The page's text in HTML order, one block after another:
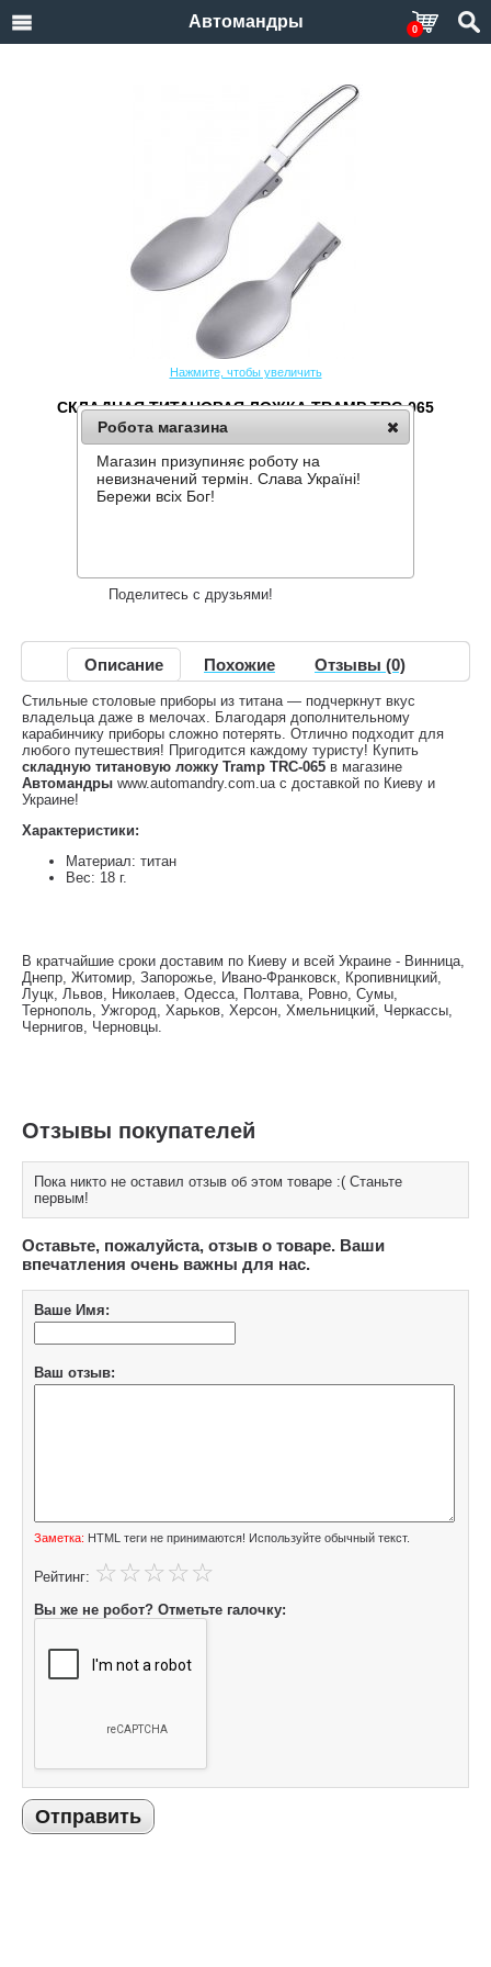
Автомандры 0
Нажмите, чтобы увеличить
СКЛАДНАЯ ТИТАНОВАЯ ЛОЖКА TRAMP TRC-065
Производитель: Tramp
Код товара:TRC-065
Нет в наличии
Поделитесь с друзьями!
Описание Похожие Отзывы (0)
Стильные столовые приборы из титана — подчеркнут вкус
владельца даже в мелочах. Благодаря дополнительному
карабинчику приборы сложно потерять. Отлично подходит для
любого путешествия! Пригодится каждому туристу! Купить
складную титановую ложку Tramp TRC-065 в магазине
Автомандры www.automandry.com.ua с доставкой по Киеву и
Украине!
Характеристики:
Материал: титан
Вес: 18 г.
В кратчайшие сроки доставим по Киеву и всей Украине - Винница,
Днепр, Житомир, Запорожье, Ивано-Франковск, Кропивницкий,
Луцк, Львов, Николаев, Одесса, Полтава, Ровно, Сумы,
Тернополь, Ужгород, Харьков, Херсон, Хмельницкий, Черкассы,
Чернигов, Черновцы.
Отзывы покупателей
Пока никто не оставил отзыв об этом товаре :( Станьте
первым!
Оставьте, пожалуйста, отзыв о товаре. Ваши
впечатления очень важны для нас.
Ваше Имя:
Ваш отзыв:
Заметка: HTML теги не принимаются! Используйте обычный текст.
Рейтинг:
Вы же не робот? Отметьте галочку:
Отправить
Робота магазина
Магазин призупиняє роботу на
невизначений термін. Слава Україні!
Бережи всіх Бог!